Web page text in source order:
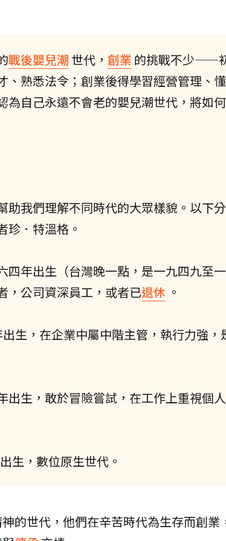
戰後嬰兒潮 世代， 創業 的挑戰不少——
、熟悉法令；創業後得學習經營管理、
為自己永遠不會老的嬰兒潮世代，將如
助我們理解不同時代的大眾樣貌。以下
珍．特溫格。
四年出生（台灣晚一點，是一九四九至
，公司資深員工，或者已退休 。
生，在企業中屬中階主管，執行力強，
生，敢於冒險嘗試，在工作上重視個
生，數位原生世代。
的世代，他們在辛苦時代為生存而創業